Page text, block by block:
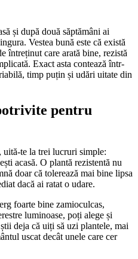
și după două săptămâni ai
Vestea bună este că există
întreținut care arată bine, rezistă
Exact asta contează într-
timp puțin și udări uitate din
pentru
uită-te la trei lucruri simple:
acasă. O plantă rezistentă nu
doar că tolerează mai bine lipsa
dacă ai ratat o udare.
foarte bine zamioculcas,
luminoase, poți alege și
deja că uiți să uzi plantele, mai
uscat decât unele care cer